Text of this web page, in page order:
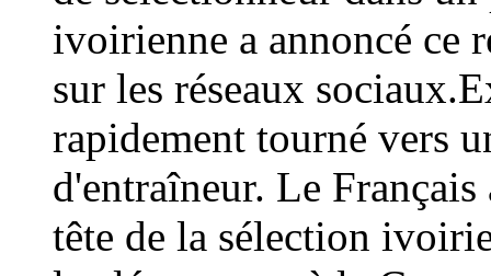
ivoirienne a annoncé ce
sur les réseaux
rapidement tourné vers
d'entraîneur. Le
tête de la sélection